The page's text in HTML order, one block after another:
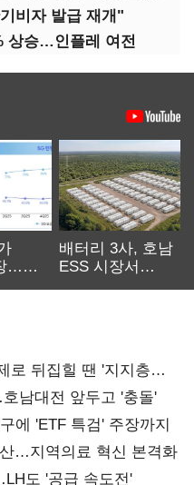
비자 발급 재개"
상승…인플레 여전
…
배터리 3사, 호남
ESS 시장서
로 뒤집힐 땐 '지지층
남대전 앞두고 '충돌'
에 'ETF 특검' 주장까지
…지역의료 혁신 본격화
도 '공급 속도전'